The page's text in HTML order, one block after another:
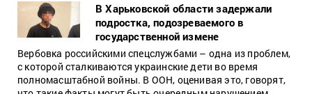
В Харьковской области задержали
подростка, подозреваемого в
государственной измене
Вербовка российскими спецслужбами – одна из проблем,
с которой сталкиваются украинские дети во время
полномасштабной войны. В ООН, оценивая это, говорят,